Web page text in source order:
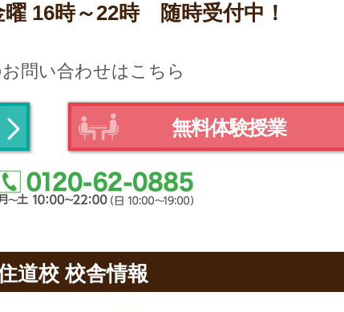
曜 16時～22時 随時受付中！
問い合わせはこちら
無料体験授業
道校 校舎情報